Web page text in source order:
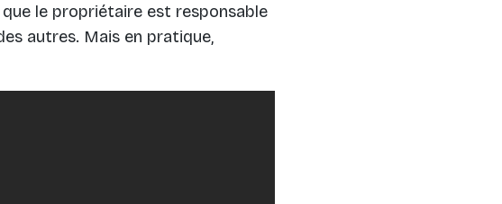
le propriétaire est responsable
autres. Mais en pratique,